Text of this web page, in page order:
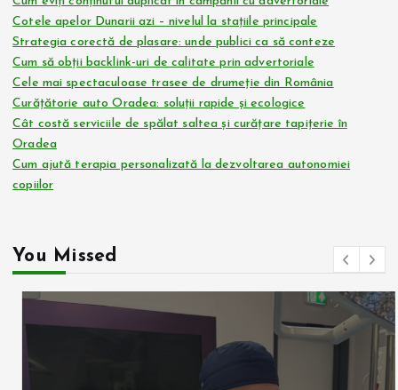
Cotele apelor Dunarii azi – nivelul la stațiile principale
Strategia corectă de plasare: unde publici ca să conteze
Cum să obții backlink-uri de calitate prin advertoriale
Cele mai spectaculoase trasee de drumeție din România
Curățătorie auto Oradea: soluții rapide și ecologice
Cât costă serviciile de spălat saltea și curățare tapițerie în
Oradea
Cum ajută terapia personalizată la dezvoltarea autonomiei
copiilor
You Missed